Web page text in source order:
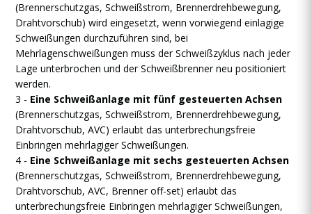
(Brennerschutzgas, Schweißstrom, Brennerdrehbewegung,
Drahtvorschub) wird eingesetzt, wenn vorwiegend einlagige
Schweißungen durchzuführen sind, bei
Mehrlagenschweißungen muss der Schweißzyklus nach jeder
Lage unterbrochen und der Schweißbrenner neu positioniert
werden.
3 - Eine Schweißanlage mit fünf gesteuerten Achsen
(Brennerschutzgas, Schweißstrom, Brennerdrehbewegung,
Drahtvorschub, AVC) erlaubt das unterbrechungsfreie
Einbringen mehrlagiger Schweißungen.
4 - Eine Schweißanlage mit sechs gesteuerten Achsen
(Brennerschutzgas, Schweißstrom, Brennerdrehbewegung,
Drahtvorschub, AVC, Brenner off-set) erlaubt das
unterbrechungsfreie Einbringen mehrlagiger Schweißungen,